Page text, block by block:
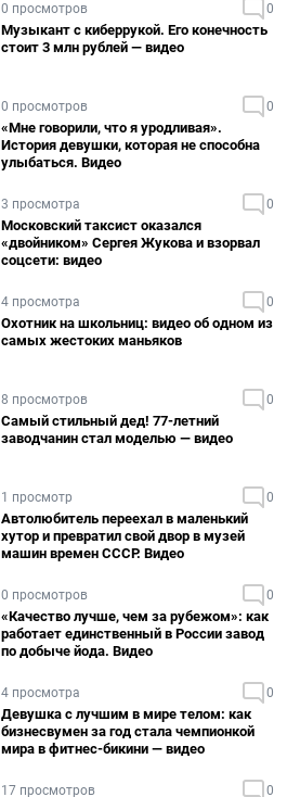
0 просмотров 0
Музыкант с киберрукой. Его конечность
стоит 3 млн рублей — видео
0 просмотров 0
«Мне говорили, что я уродливая».
История девушки, которая не способна
улыбаться. Видео
3 просмотра 0
Московский таксист оказался
«двойником» Сергея Жукова и взорвал
соцсети: видео
4 просмотра 0
Охотник на школьниц: видео об одном из
самых жестоких маньяков
8 просмотров 0
Самый стильный дед! 77-летний
заводчанин стал моделью — видео
1 просмотр 0
Автолюбитель переехал в маленький
хутор и превратил свой двор в музей
машин времен СССР. Видео
0 просмотров 0
«Качество лучше, чем за рубежом»: как
работает единственный в России завод
по добыче йода. Видео
4 просмотра 0
Девушка с лучшим в мире телом: как
бизнесвумен за год стала чемпионкой
мира в фитнес-бикини — видео
17 просмотров 0